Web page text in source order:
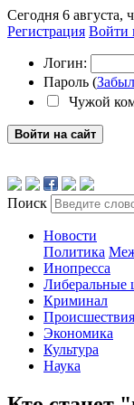
Сегодня 6 августа,
Регистрация Войти
Логин:
Пароль (
Чужой
Войти на сайт
Поиск
Новости
Политика
Инопресса
Либеральные
Криминал
Происшествия
Экономика
Культура
Наука